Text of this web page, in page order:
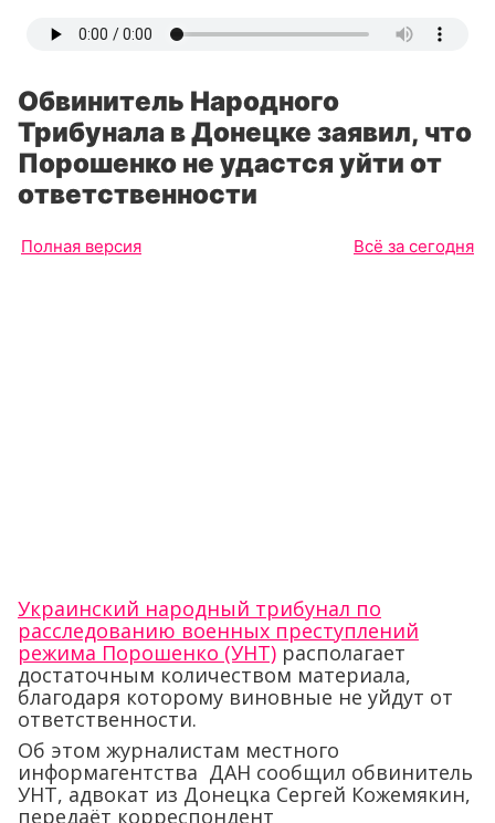
Обвинитель Народного
Трибунала в Донецке заявил, что
Порошенко не удастся уйти от
ответственности
Полная версия Всё за сегодня
Украинский народный трибунал по
расследованию военных преступлений
режима Порошенко (УНТ) располагает
достаточным количеством материала,
благодаря которому виновные не уйдут от
ответственности.
Об этом журналистам местного
информагентства ДАН сообщил обвинитель
УНТ, адвокат из Донецка Сергей Кожемякин,
передаёт корреспондент